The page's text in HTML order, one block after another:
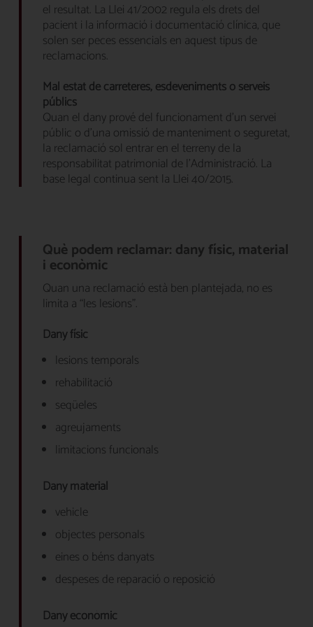
el resultat. La Llei 41/2002 regula els drets del
pacient i la informació i documentació clínica, que
solen ser peces essencials en aquest tipus de
reclamacions.
Mal estat de carreteres, esdeveniments o serveis
públics
Quan el dany prové del funcionament d’un servei
públic o d’una omissió de manteniment o seguretat,
la reclamació sol entrar en el terreny de la
responsabilitat patrimonial de l’Administració. La
base legal continua sent la Llei 40/2015.
Què podem reclamar: dany físic, material
i econòmic
Quan una reclamació està ben plantejada, no es
limita a “les lesions”.
Dany físic
lesions temporals
rehabilitació
seqüeles
agreujaments
limitacions funcionals
Dany material
vehicle
objectes personals
eines o béns danyats
despeses de reparació o reposició
Dany econòmic